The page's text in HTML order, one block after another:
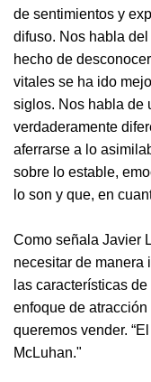
de sentimientos y
difuso. Nos habla
hecho de
vitales se ha ido
siglos. Nos habla de
verdaderamente
aferrarse a lo
sobre lo estable,
lo son y que, en
Como señala Javier
necesitar de manera
las características
enfoque de
queremos vender.
McLuhan."